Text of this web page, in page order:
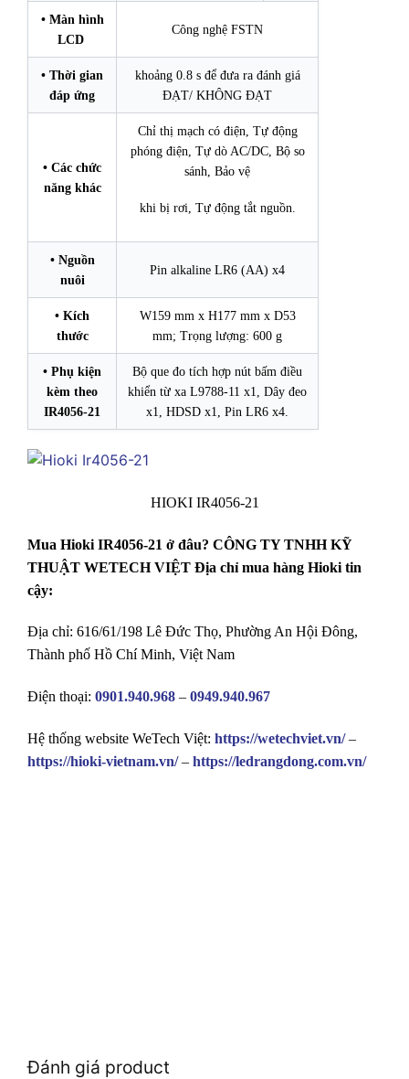
• Màn hình
LCD
Công nghệ FSTN
• Thời gian
đáp ứng
khoảng 0.8 s để đưa ra đánh giá
ĐẠT/ KHÔNG ĐẠT
• Các chức
năng khác
Chỉ thị mạch có điện, Tự động
phóng điện, Tự dò AC/DC, Bộ so
sánh, Bảo vệ
khi bị rơi, Tự động tắt nguồn.
• Nguồn
nuôi
Pin alkaline LR6 (AA) x4
• Kích
thước
W159 mm x H177 mm x D53
mm; Trọng lượng: 600 g
• Phụ kiện
kèm theo
IR4056-21
Bộ que đo tích hợp nút bấm điều
khiển từ xa L9788-11 x1, Dây đeo
x1, HDSD x1, Pin LR6 x4.
HIOKI IR4056-21
Mua Hioki IR4056-21 ở đâu? CÔNG TY TNHH KỸ
THUẬT WETECH VIỆT Địa chỉ mua hàng Hioki tin
cậy:
Địa chỉ: 616/61/198 Lê Đức Thọ, Phường An Hội Đông,
Thành phố Hồ Chí Minh, Việt Nam
Điện thoại: 0901.940.968 – 0949.940.967
Hệ thống website WeTech Việt: https://wetechviet.vn/–
https://hioki-vietnam.vn/– https://ledrangdong.com.vn/
Đánh giá product